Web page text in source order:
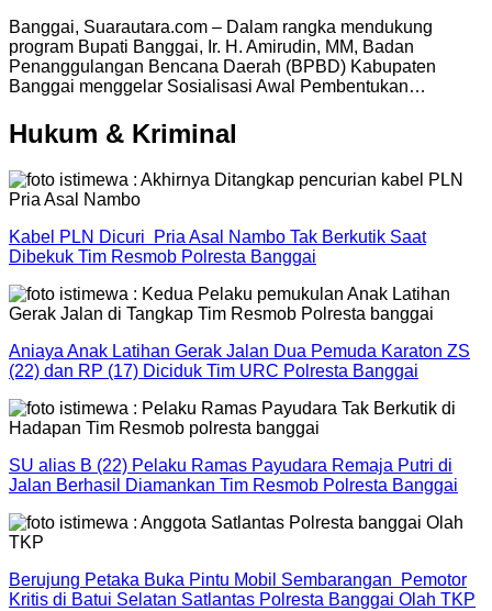
Banggai, Suarautara.com – Dalam rangka mendukung
program Bupati Banggai, Ir. H. Amirudin, MM, Badan
Penanggulangan Bencana Daerah (BPBD) Kabupaten
Banggai menggelar Sosialisasi Awal Pembentukan…
Hukum & Kriminal
Kabel PLN Dicuri Pria Asal Nambo Tak Berkutik Saat
Dibekuk Tim Resmob Polresta Banggai
Aniaya Anak Latihan Gerak Jalan Dua Pemuda Karaton ZS
(22) dan RP (17) Diciduk Tim URC Polresta Banggai
SU alias B (22) Pelaku Ramas Payudara Remaja Putri di
Jalan Berhasil Diamankan Tim Resmob Polresta Banggai
Berujung Petaka Buka Pintu Mobil Sembarangan Pemotor
Kritis di Batui Selatan Satlantas Polresta Banggai Olah TKP